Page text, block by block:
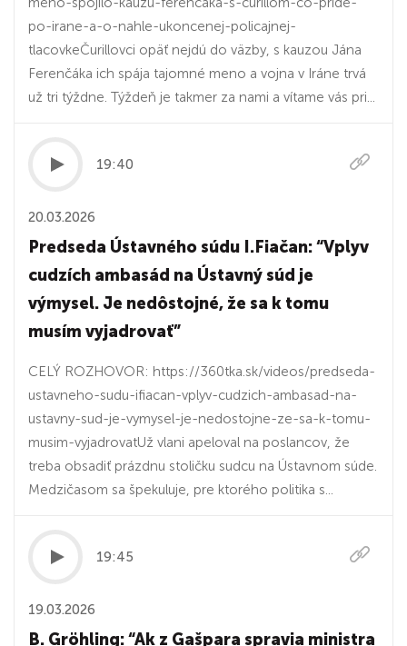
po-irane-a-o-nahle-ukoncenej-policajnej-
tlacovkeČurillovci opäť nejdú do väzby, s kauzou Jána
Ferenčáka ich spája tajomné meno a vojna v Iráne trvá
už tri týždne. Týždeň je takmer za nami a vítame vás pri...
19:40
20.03.2026
Predseda Ústavného súdu I.Fiačan: “Vplyv
cudzích ambasád na Ústavný súd je
výmysel. Je nedôstojné, že sa k tomu
musím vyjadrovať”
CELÝ ROZHOVOR: https://360tka.sk/videos/predseda-
ustavneho-sudu-ifiacan-vplyv-cudzich-ambasad-na-
ustavny-sud-je-vymysel-je-nedostojne-ze-sa-k-tomu-
musim-vyjadrovatUž vlani apeloval na poslancov, že
treba obsadiť prázdnu stoličku sudcu na Ústavnom súde.
Medzičasom sa špekuluje, pre ktorého politika s...
19:45
19.03.2026
B. Gröhling: “Ak z Gašpara spravia ministra